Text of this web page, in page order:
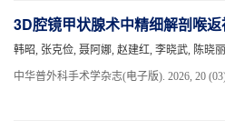
3D腔镜甲状腺术中精细解剖喉
韩昭, 张克俭, 聂阿娜, 赵建红, 李晓武, 陈晓
中华普外科手术学杂志(电子版). 2026, 20